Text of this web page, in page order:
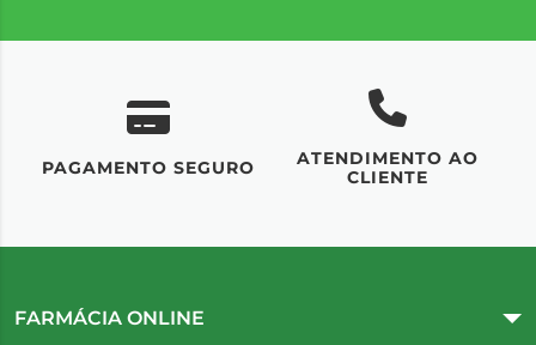
PAGAMENTO SEGURO
ATENDIMENTO AO
CLIENTE
FARMÁCIA ONLINE